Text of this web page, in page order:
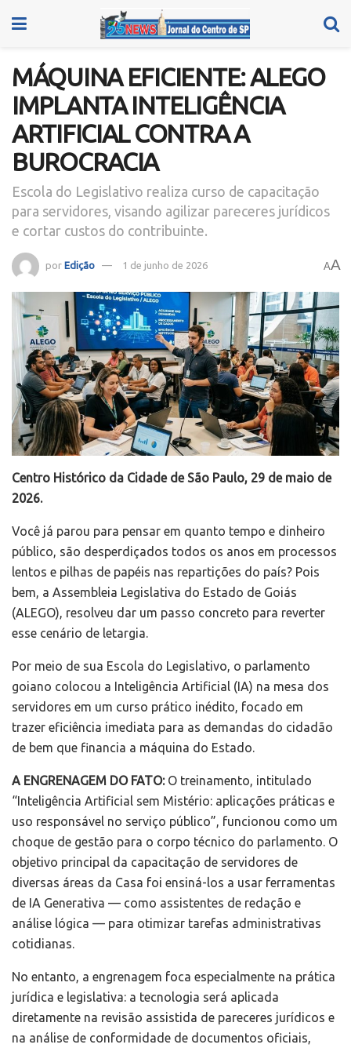
MÁQUINA EFICIENTE: ALEGO
IMPLANTA INTELIGÊNCIA
ARTIFICIAL CONTRA A
BUROCRACIA
Escola do Legislativo realiza curso de capacitação
para servidores, visando agilizar pareceres jurídicos
e cortar custos do contribuinte.
por Edição 1 de junho de 2026 AA
Centro Histórico da Cidade de São Paulo, 29 de maio de
2026.
Você já parou para pensar em quanto tempo e dinheiro
público, são desperdiçados todos os anos em processos
lentos e pilhas de papéis nas repartições do país? Pois
bem, a Assembleia Legislativa do Estado de Goiás
(ALEGO), resolveu dar um passo concreto para reverter
esse cenário de letargia.
Por meio de sua Escola do Legislativo, o parlamento
goiano colocou a Inteligência Artificial (IA) na mesa dos
servidores em um curso prático inédito, focado em
trazer eficiência imediata para as demandas do cidadão
de bem que financia a máquina do Estado.
A ENGRENAGEM DO FATO: O treinamento, intitulado
“Inteligência Artificial sem Mistério: aplicações práticas e
uso responsável no serviço público”, funcionou como um
choque de gestão para o corpo técnico do parlamento. O
objetivo principal da capacitação de servidores de
diversas áreas da Casa foi ensiná-los a usar ferramentas
de IA Generativa — como assistentes de redação e
análise lógica — para otimizar tarefas administrativas
cotidianas.
No entanto, a engrenagem foca especialmente na prática
jurídica e legislativa: a tecnologia será aplicada
diretamente na revisão assistida de pareceres jurídicos e
na análise de conformidade de documentos oficiais,